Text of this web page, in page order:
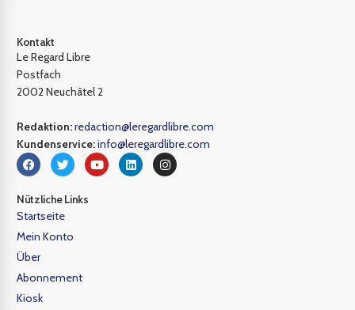
Kontakt
Le Regard Libre
Postfach
2002 Neuchâtel 2
Redaktion:redaction@leregardlibre.com
Kundenservice:info@leregardlibre.com
Nützliche Links
Startseite
Mein Konto
Über
Abonnement
Kiosk